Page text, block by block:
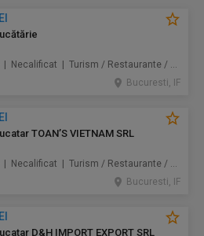
Full time | Necalificat | Turism / Restaurante / Hoteluri
Bucuresti, IF
TOAN’S VIETNAM SRL
Full time | Necalificat | Turism / Restaurante / Hoteluri
Bucuresti, IF
D&H IMPORT EXPORT SRL